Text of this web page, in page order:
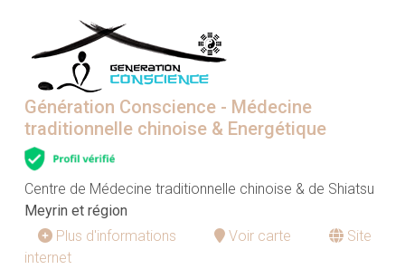
Génération Conscience - Médecine
traditionnelle chinoise & Energétique
Centre de Médecine traditionnelle chinoise & de Shiatsu
Meyrin et région
Plus d'informations
Voir carte
Site
internet